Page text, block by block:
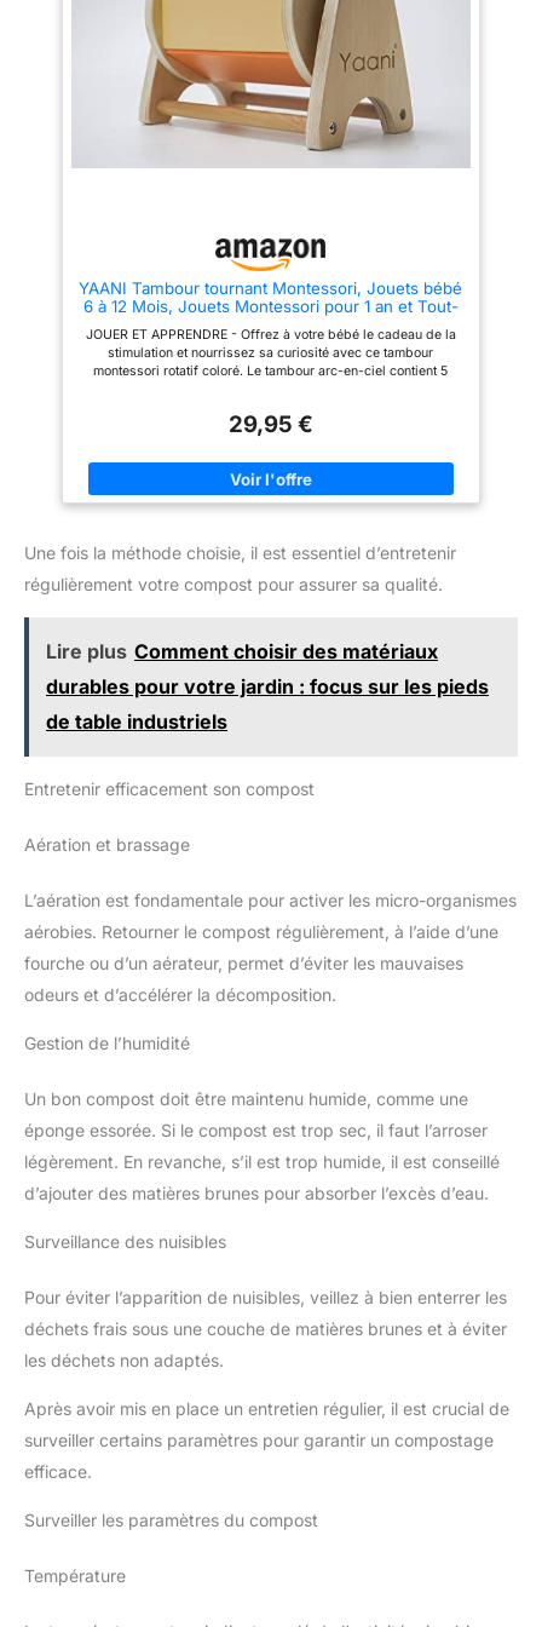
le côté, les bébés peuvent
explorer leur reflet et faire leurs
premières expériences
ludiques avec eux-mêmes,
leurs mouvements et l'effet de
leurs actions Motifs stimulants :
le tambour est décoré de motifs
bras et des poignets et
augmente la force dans ces
zones. Artisanat exquis: cinq
superbes pages arc - en - ciel
sur le tambour rotatif pour
développer la reconnaissance
des couleurs et un miroir
acrylique résistant aux enfants
pour votre enfant de pratiquer le
suivi visuel! Parfait pour vos
un bon choix pour les jouets
Montessori six mois et plus.
Garantie de sécurité: le tambour
plomb et d'autres métaux lourds
toxiques. La conformité aux
dans un laboratoire approuvé
par le CPSC. Notre tambour
rotatif répond à toutes les
est sans danger pour vos
enfants!
YAANI Tambour tournant Montessori, Jouets bébé
6 à 12 Mois, Jouets Montessori pour 1 an et Tout-
JOUER ET APPRENDRE - Offrez à votre bébé le cadeau de la
stimulation et nourrissez sa curiosité avec ce tambour
montessori rotatif coloré. Le tambour arc-en-ciel contient 5
doux lorsqu'il tourne. JOUER ET APPRENDRE - Offrez à votre
avec ce tambour montessori rotatif coloré. Le tambour arc-en-
ciel 5 couleurs contient lorsqu'il tourne dans la main du bébé. Il
y a aussi 2 petites cloches émises à l'intérieur du tambour
contreplaqué de la plus haute qualité provenant de sources
durabilité. CADEAU PARFAIT - Le tambour arc-en-ciel de Yaani
générations à venir !
29,95 €
Une fois la méthode choisie, il est essentiel d’entretenir
régulièrement votre compost pour assurer sa qualité.
Lire plus Comment choisir des matériaux
durables pour votre jardin : focus sur les pieds
de table industriels
Entretenir efficacement son compost
Aération et brassage
L’aération est fondamentale pour activer les micro-organismes
aérobies. Retourner le compost régulièrement, à l’aide d’une
fourche ou d’un aérateur, permet d’éviter les mauvaises
odeurs et d’accélérer la décomposition.
Gestion de l’humidité
Un bon compost doit être maintenu humide, comme une
éponge essorée. Si le compost est trop sec, il faut l’arroser
légèrement. En revanche, s’il est trop humide, il est conseillé
d’ajouter des matières brunes pour absorber l’excès d’eau.
Surveillance des nuisibles
Pour éviter l’apparition de nuisibles, veillez à bien enterrer les
déchets frais sous une couche de matières brunes et à éviter
les déchets non adaptés.
Après avoir mis en place un entretien régulier, il est crucial de
surveiller certains paramètres pour garantir un compostage
efficace.
Surveiller les paramètres du compost
Température